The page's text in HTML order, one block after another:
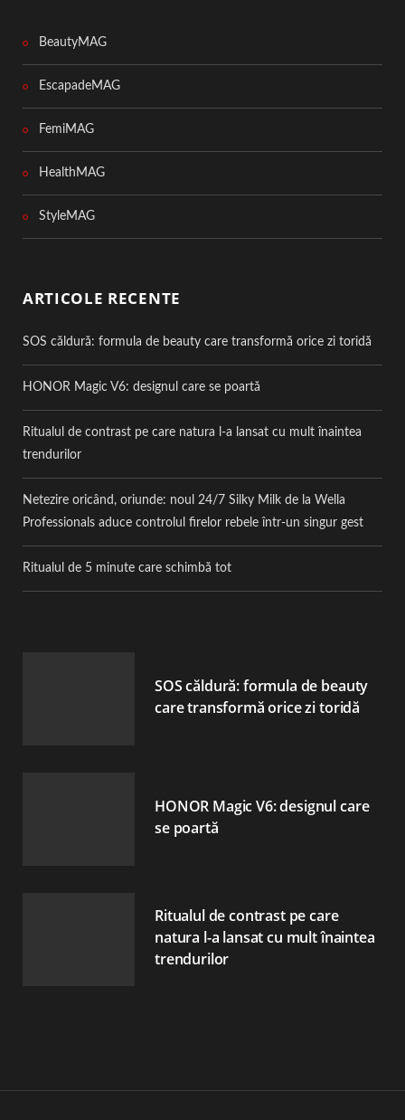
BeautyMAG
EscapadeMAG
FemiMAG
HealthMAG
StyleMAG
ARTICOLE RECENTE
SOS căldură: formula de beauty care transformă orice zi toridă
HONOR Magic V6: designul care se poartă
Ritualul de contrast pe care natura l-a lansat cu mult înaintea
trendurilor
Netezire oricând, oriunde: noul 24/7 Silky Milk de la Wella
Professionals aduce controlul firelor rebele într-un singur gest
Ritualul de 5 minute care schimbă tot
SOS căldură: formula de beauty
care transformă orice zi toridă
HONOR Magic V6: designul care
se poartă
Ritualul de contrast pe care
natura l-a lansat cu mult înaintea
trendurilor